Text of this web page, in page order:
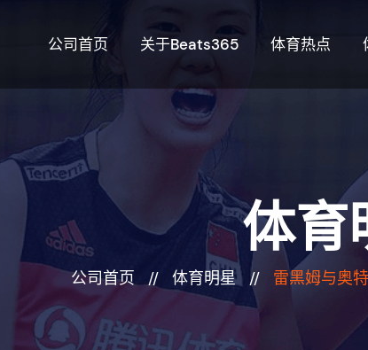
公司首页 关于beats365 体育热点
体育
公司首页 // 体育明星 // 雷黑姆与奥